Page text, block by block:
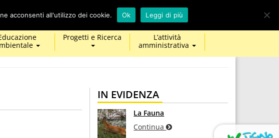
Cerca
map-
marker
calendar
Progetti e Ricerca
L’attività
amministrativa
IN EVIDENZA
La Fauna
Continua
acconsenti all'utilizzo dei cookie. Ok Leggi di più